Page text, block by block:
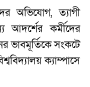
অভিযোগ, ত্যাগী
আদর্শের কর্মীদের
ভাবমূর্তিকে সংকটে
ক্যাম্পাসে